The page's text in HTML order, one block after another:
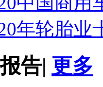
年轮胎业
告| 更多